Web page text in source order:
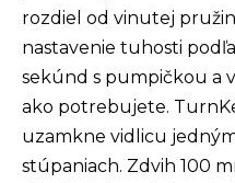
rozdiel od vinutej
nastavenie tuhosti
sekúnd s pumpičkou a
ako potrebujete.
uzamkne vidlicu
stúpaniach. Zdvih 100